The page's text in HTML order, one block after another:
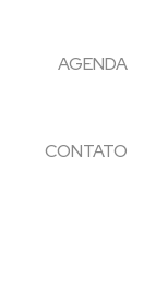
AGENDA
CONTATO